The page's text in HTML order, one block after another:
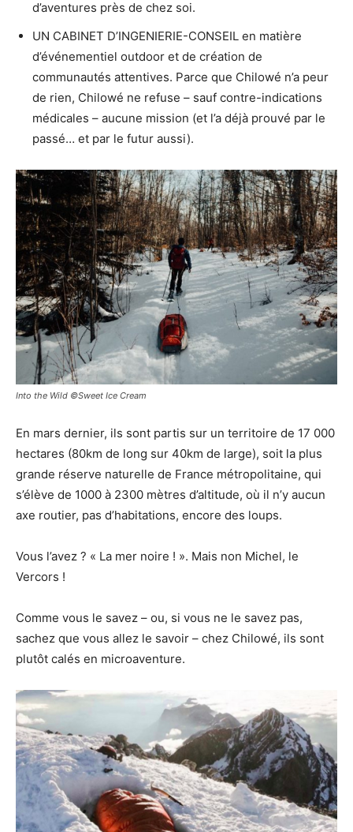
d’aventures près de chez soi.
UN CABINET D’INGENIERIE-CONSEIL en matière
d’événementiel outdoor et de création de
communautés attentives. Parce que Chilowé n’a peur
de rien, Chilowé ne refuse – sauf contre-indications
médicales – aucune mission (et l’a déjà prouvé par le
passé… et par le futur aussi).
Into the Wild ©Sweet Ice Cream
En mars dernier, ils sont partis sur un territoire de 17 000
hectares (80km de long sur 40km de large), soit la plus
grande réserve naturelle de France métropolitaine, qui
s’élève de 1000 à 2300 mètres d’altitude, où il n’y aucun
axe routier, pas d’habitations, encore des loups.
Vous l’avez ? « La mer noire ! ». Mais non Michel, le
Vercors !
Comme vous le savez – ou, si vous ne le savez pas,
sachez que vous allez le savoir – chez Chilowé, ils sont
plutôt calés en microaventure.